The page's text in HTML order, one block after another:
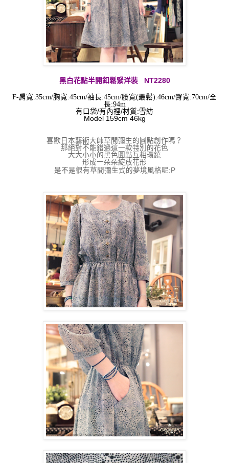
黑白花點半開釦鬆緊洋裝 NT2280
F-肩寬:35cm/胸寬:45cm/袖長:45cm/腰寬(最鬆):46cm/臀寬:70cm/全
長:94m
有口袋/有內裡/材質:雪紡
Model 159cm 46kg
喜歡日本藝術大師草間彌生的圓點創作嗎？
那絕對不能錯過這一款特別的花色
大大小小的黑色圓點互相環鐃
形成一朵朵綻放花形
是不是很有草間彌生式的夢境風格呢:P